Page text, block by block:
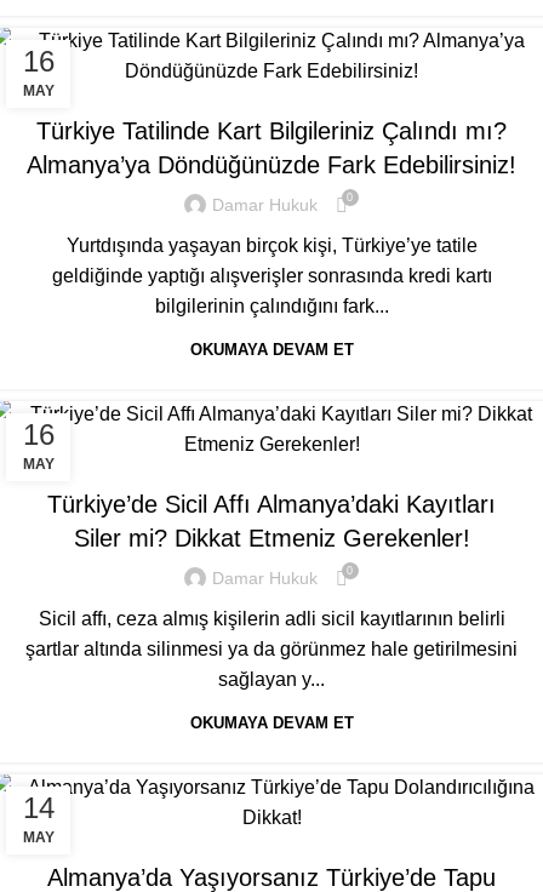
16
MAYGENEL
Türkiye Tatilinde Kart Bilgileriniz Çalındı mı?
Almanya’ya Döndüğünüzde Fark Edebilirsiniz!
Damar Hukuk 0
Yurtdışında yaşayan birçok kişi, Türkiye’ye tatile
geldiğinde yaptığı alışverişler sonrasında kredi kartı
bilgilerinin çalındığını fark...
OKUMAYA DEVAM ET
16
MAYGENEL
Türkiye’de Sicil Affı Almanya’daki Kayıtları
Siler mi? Dikkat Etmeniz Gerekenler!
Damar Hukuk 0
Sicil affı, ceza almış kişilerin adli sicil kayıtlarının belirli
şartlar altında silinmesi ya da görünmez hale getirilmesini
sağlayan y...
OKUMAYA DEVAM ET
14
MAYGENEL
Almanya’da Yaşıyorsanız Türkiye’de Tapu